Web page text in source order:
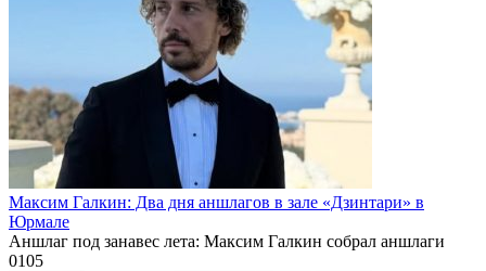
Максим Галкин: Два дня аншлагов в зале «Дзинтари» в
Юрмале
Аншлаг под занавес лета: Максим Галкин собрал аншлаги
0105